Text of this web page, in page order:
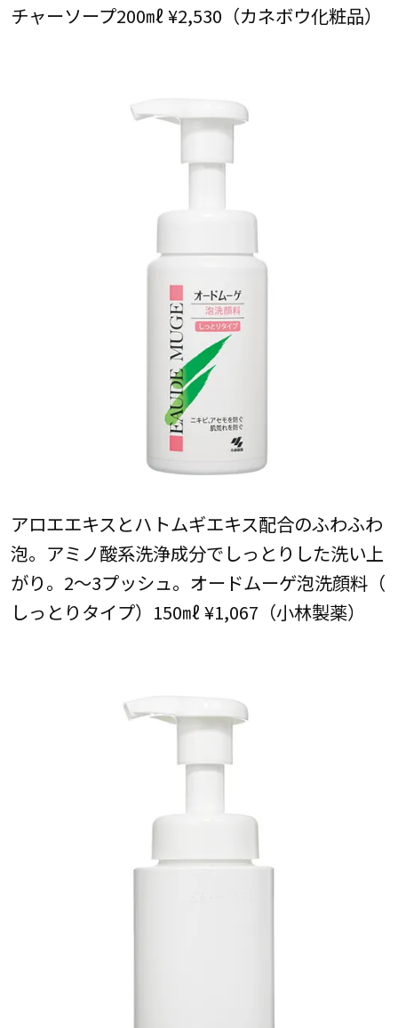
チャーソープ200㎖ ¥2,530（カネボウ化粧品）
アロエエキスとハトムギエキス配合のふわふわ
泡。アミノ酸系洗浄成分でしっとりした洗い上
がり。2～3プッシュ。オードムーゲ泡洗顔料（
しっとりタイプ）150㎖ ¥1,067（小林製薬）